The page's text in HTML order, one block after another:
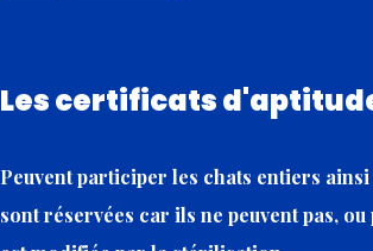
Les certificats
Peuvent participer les chats entiers
sont réservées car ils ne peuvent pas,